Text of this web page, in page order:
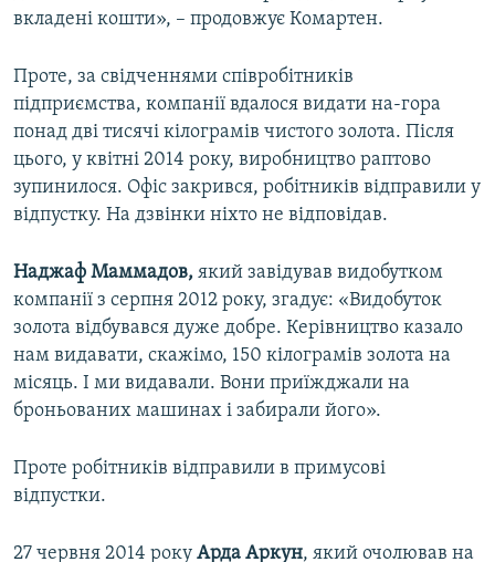
вкладені кошти», – продовжує Комартен.
Проте, за свідченнями співробітників
підприємства, компанії вдалося видати на-гора
понад дві тисячі кілограмів чистого золота. Після
цього, у квітні 2014 року, виробництво раптово
зупинилося. Офіс закрився, робітників відправили у
відпустку. На дзвінки ніхто не відповідав.
Наджаф Маммадов, який завідував видобутком
компанії з серпня 2012 року, згадує: «Видобуток
золота відбувався дуже добре. Керівництво казало
нам видавати, скажімо, 150 кілограмів золота на
місяць. І ми видавали. Вони приїжджали на
броньованих машинах і забирали його».
Проте робітників відправили в примусові
відпустки.
27 червня 2014 року Арда Аркун, який очолював на